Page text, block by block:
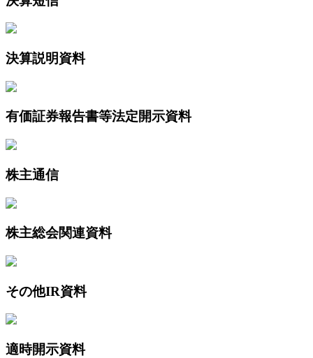
決算説明資料
有価証券報告書等法定開示資料
株主通信
株主総会関連資料
その他IR資料
適時開示資料